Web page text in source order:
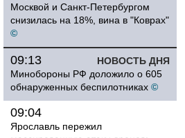
Москвой и Санкт-Петербургом
снизилась на 18%, вина в "Коврах"
©
НОВОСТЬ ДНЯ
09:13
Минобороны РФ доложило о 605
обнаруженных беспилотниках ©
09:04
Ярославль пережил